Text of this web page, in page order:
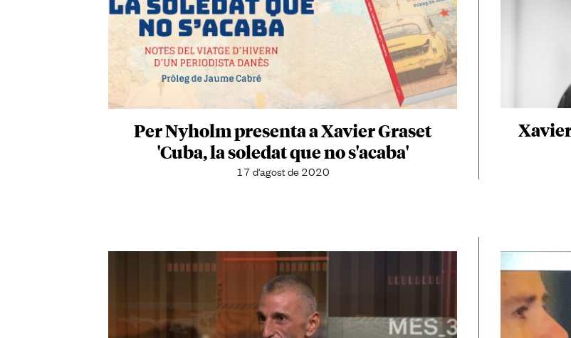
Per Nyholm presenta a Xavier Graset
'Cuba, la soledat que no s'acaba'
17 d'agost de 2020